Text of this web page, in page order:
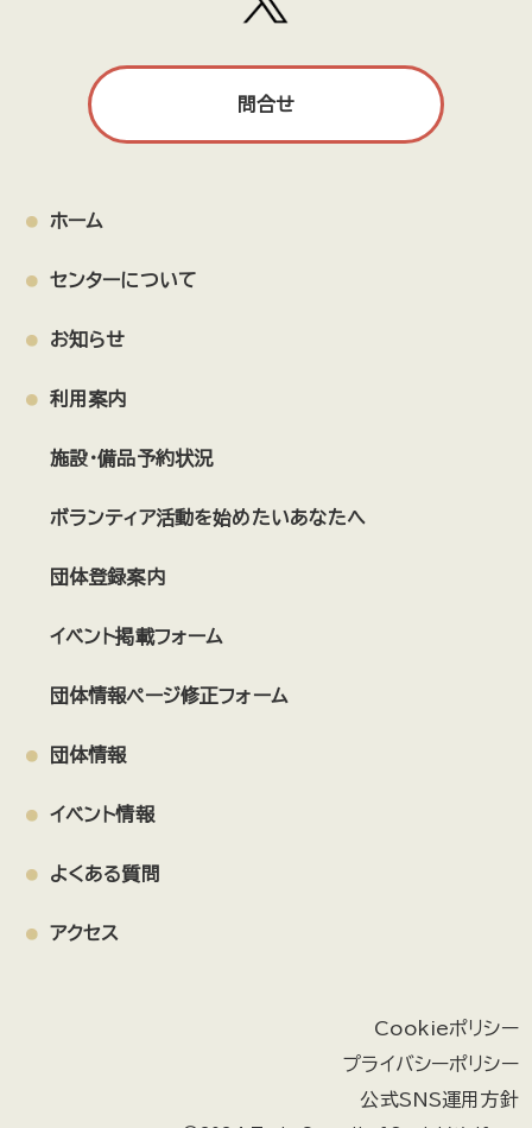
問合せ
ホーム
センターについて
お知らせ
利用案内
施設・備品予約状況
ボランティア活動を始めたいあなたへ
団体登録案内
イベント掲載フォーム
団体情報ページ修正フォーム
団体情報
イベント情報
よくある質問
アクセス
Cookieポリシー
プライバシーポリシー
公式SNS運用方針